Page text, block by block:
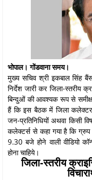
भोपाल। गोंडवाना समय।
मुख्य सचिव श्री इकबाल सिंह
निर्देश जारी कर जिला-स्तरीय
बिन्दुओं की आवश्यक रूप से
हैं कि इस बैठक में जिला कलेक्टर
जन-प्रतिनिधियों अथवा किसी
कलेक्टर्स से कहा गया है कि ग्रुप
9.30 बजे होने वाली वीडियो
होना चाहिये।
जिला-स्तरीय